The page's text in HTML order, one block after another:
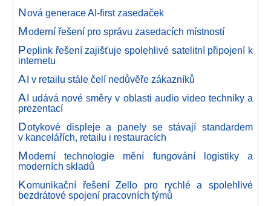
Nová generace AI-first zasedaček
Moderní řešení pro správu zasedacích místností
Peplink řešení zajišťuje spolehlivé satelitní připojení k
internetu
AI v retailu stále čelí nedůvěře zákazníků
AI udává nové směry v oblasti audio video techniky a
prezentací
Dotykové displeje a panely se stávají standardem
v kancelářích, retailu i restauracích
Moderní technologie mění fungování logistiky a
moderních skladů
Komunikační řešení Zello pro rychlé a spolehlivé
bezdrátové spojení pracovních týmů